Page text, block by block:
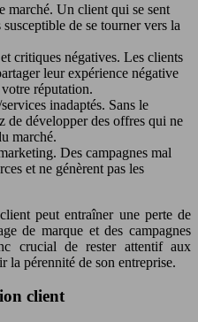
marché. Un client qui se sent
de se tourner vers la
critiques négatives. Les clients
leur expérience négative
réputation.
inadaptés. Sans le
de développer des offres qui ne
marché.
Des campagnes mal
et ne génèrent pas les
peut entraîner une perte de
de marque et des campagnes
crucial de rester attentif aux
la pérennité de son entreprise.
client